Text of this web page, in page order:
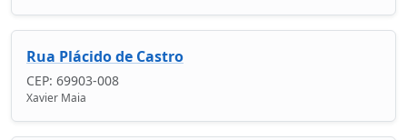
Rua Plácido de Castro
CEP: 69903-008
Xavier Maia